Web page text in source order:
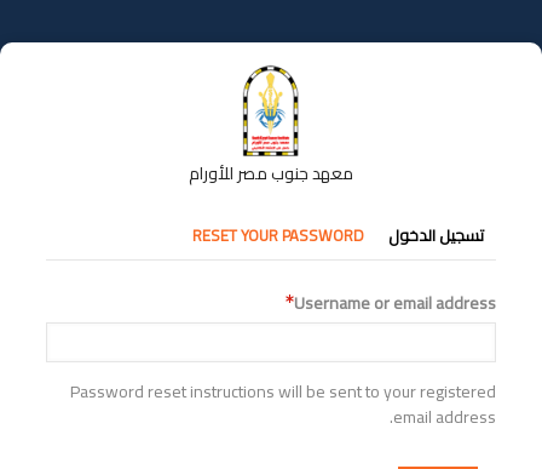
إلى
المحتوى
معهد جنوب مصر للأورام
التبويبات
الأساسية
تسجيل الدخول RESET YOUR PASSWORD
Username or email address
Password reset instructions will be sent to your registered
email address.